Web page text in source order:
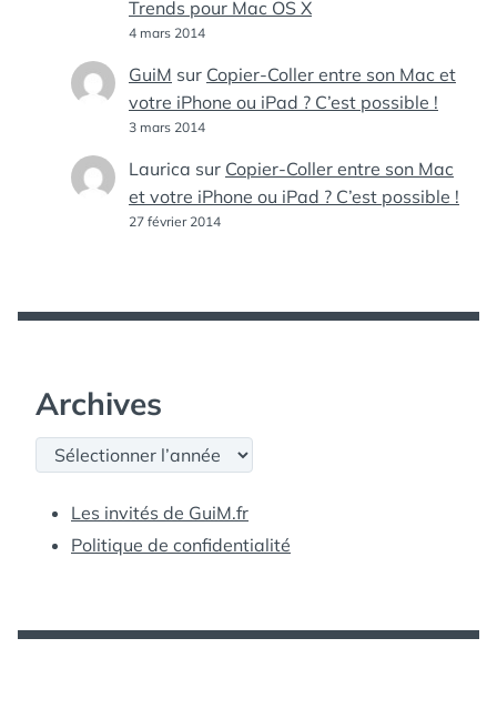
Trends pour Mac OS X
4 mars 2014
GuiM sur Copier-Coller entre son Mac et
votre iPhone ou iPad ? C’est possible !
3 mars 2014
Laurica sur Copier-Coller entre son Mac
et votre iPhone ou iPad ? C’est possible !
27 février 2014
Archives
Archives
Les invités de GuiM.fr
Politique de confidentialité